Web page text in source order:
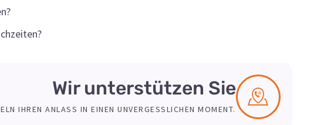
Wir unterstützen Sie
IHREN ANLASS IN EINEN UNVERGESSLICHEN MOMENT.